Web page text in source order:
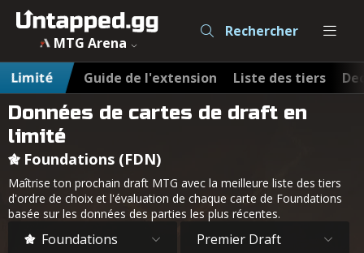
MTG Arena
Rechercher
Limité Guide de l'extension Liste des tiers
Données de cartes de draft en
limité
Foundations (FDN)
Maîtrise ton prochain draft MTG avec la meilleure liste des tiers
d'ordre de choix et l'évaluation de chaque carte de Foundations
basée sur les données des parties les plus récentes.
Foundations Premier Draft